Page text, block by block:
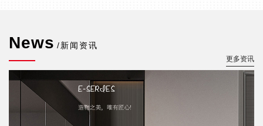
News /新闻资讯
更多资讯